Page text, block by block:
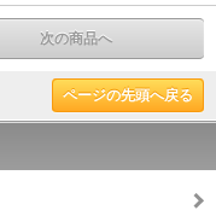
次の商品へ
ページの先頭へ戻る